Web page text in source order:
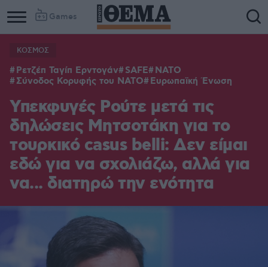
Games
ΚΟΣΜΟΣ
Ρετζέπ Ταγίπ Ερντογάν SAFE
NATO
Σύνοδος Κορυφής του ΝΑΤΟ
Ευρωπαϊκή Ένωση
Υπεκφυγές Ρούτε μετά τις
δηλώσεις Μητσοτάκη για το
τουρκικό casus belli: Δεν είμαι
εδώ για να σχολιάζω, αλλά για
να... διατηρώ την ενότητα